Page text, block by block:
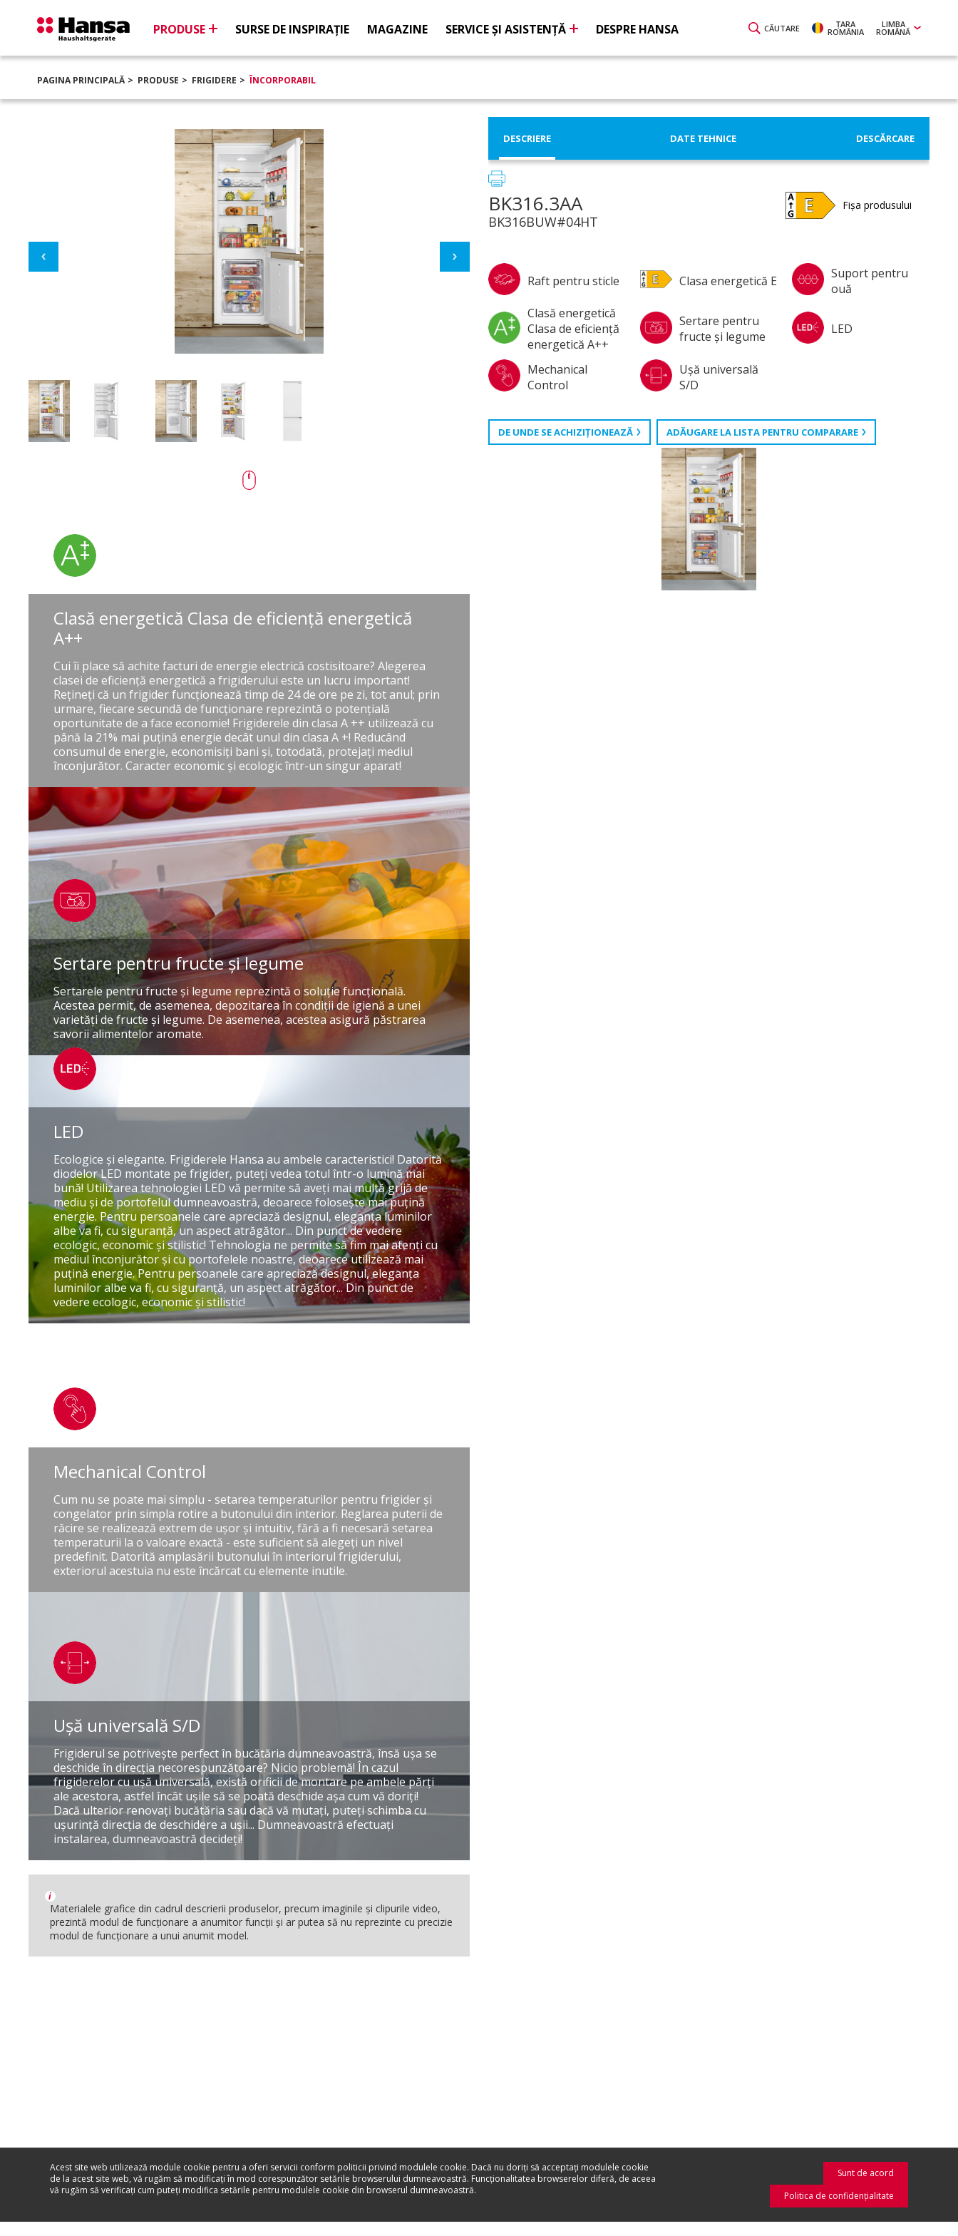
CĂUTARE ŢARA
ROMÂNIA
LIMBA
ROMÂNĂ
PRODUSE SURSE DE INSPIRAŢIE MAGAZINE SERVICE ŞI ASISTENŢĂ DESPRE HANSA
PAGINA PRINCIPALĂ PRODUSE FRIGIDERE ÎNCORPORABIL
Clasă energetică Clasa de eficienţă energetică
A++
Cui îi place să achite facturi de energie electrică costisitoare? Alegerea
clasei de eficienţă energetică a frigiderului este un lucru important!
Reţineţi că un frigider funcţionează timp de 24 de ore pe zi, tot anul; prin
urmare, fiecare secundă de funcţionare reprezintă o potenţială
oportunitate de a face economie! Frigiderele din clasa A ++ utilizează cu
până la 21% mai puţină energie decât unul din clasa A +! Reducând
consumul de energie, economisiţi bani şi, totodată, protejaţi mediul
înconjurător. Caracter economic şi ecologic într-un singur aparat!
Sertare pentru fructe şi legume
Sertarele pentru fructe şi legume reprezintă o soluţie funcţională.
Acestea permit, de asemenea, depozitarea în condiţii de igienă a unei
varietăţi de fructe şi legume. De asemenea, acestea asigură păstrarea
savorii alimentelor aromate.
LED
Ecologice şi elegante. Frigiderele Hansa au ambele caracteristici! Datorită
diodelor LED montate pe frigider, puteţi vedea totul într-o lumină mai
bună! Utilizarea tehnologiei LED vă permite să aveţi mai multă grijă de
mediu şi de portofelul dumneavoastră, deoarece foloseşte mai puţină
energie. Pentru persoanele care apreciază designul, eleganţa luminilor
albe va fi, cu siguranţă, un aspect atrăgător... Din punct de vedere
ecologic, economic şi stilistic! Tehnologia ne permite să fim mai atenţi cu
mediul înconjurător şi cu portofelele noastre, deoarece utilizează mai
puţină energie. Pentru persoanele care apreciază designul, eleganţa
luminilor albe va fi, cu siguranţă, un aspect atrăgător... Din punct de
vedere ecologic, economic şi stilistic!
Mechanical Control
Cum nu se poate mai simplu - setarea temperaturilor pentru frigider şi
congelator prin simpla rotire a butonului din interior. Reglarea puterii de
răcire se realizează extrem de uşor şi intuitiv, fără a fi necesară setarea
temperaturii la o valoare exactă - este suficient să alegeţi un nivel
predefinit. Datorită amplasării butonului în interiorul frigiderului,
exteriorul acestuia nu este încărcat cu elemente inutile.
Uşă universală S/D
Frigiderul se potriveşte perfect în bucătăria dumneavoastră, însă uşa se
deschide în direcţia necorespunzătoare? Nicio problemă! În cazul
frigiderelor cu uşă universală, există orificii de montare pe ambele părţi
ale acestora, astfel încât uşile să se poată deschide aşa cum vă doriţi!
Dacă ulterior renovaţi bucătăria sau dacă vă mutaţi, puteţi schimba cu
uşurinţă direcţia de deschidere a uşii... Dumneavoastră efectuaţi
instalarea, dumneavoastră decideţi!
i
Materialele grafice din cadrul descrierii produselor, precum imaginile şi clipurile video,
prezintă modul de funcţionare a anumitor funcţii şi ar putea să nu reprezinte cu precizie
modul de funcţionare a unui anumit model.
DESCRIERE DATE TEHNICE DESCĂRCARE
BK316.3AA
BK316BUW#04HT
Fișa produsului
Raft pentru sticle Clasa energetică E
Suport pentru
ouă
Clasă energetică
Clasa de eficienţă
energetică A++
Sertare pentru
fructe şi legume
LED
Mechanical
Control
Uşă universală
S/D
DE UNDE SE ACHIZIŢIONEAZĂ ADĂUGARE LA LISTA PENTRU COMPARARE
Acest site web utilizează module cookie pentru a oferi servicii conform politicii privind modulele cookie. Dacă nu doriţi să acceptaţi modulele cookie
de la acest site web, vă rugăm să modificaţi în mod corespunzător setările browserului dumneavoastră. Funcţionalitatea browserelor diferă, de aceea
vă rugăm să verificaţi cum puteţi modifica setările pentru modulele cookie din browserul dumneavoastră.
Sunt de acord
Politica de confidenţialitate